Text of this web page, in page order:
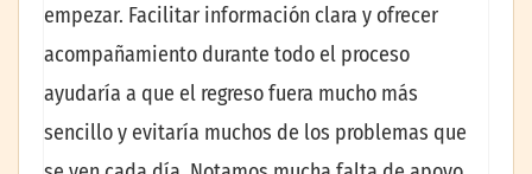
empezar. Facilitar información clara y ofrecer
acompañamiento durante todo el proceso
ayudaría a que el regreso fuera mucho más
sencillo y evitaría muchos de los problemas que